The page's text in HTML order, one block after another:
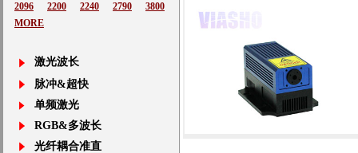
单频激光
激光波长
脉冲&超快
RGB&多波长
光纤耦合准直
3800
2790
2096
2240
2200
MORE